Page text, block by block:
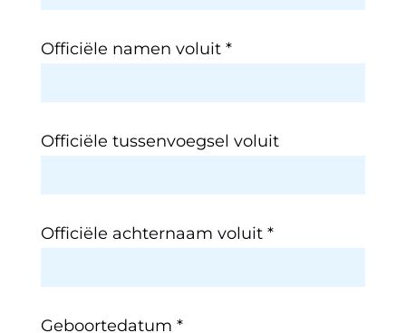
Officiële namen voluit *
Officiële tussenvoegsel voluit
Officiële achternaam voluit *
Geboortedatum *